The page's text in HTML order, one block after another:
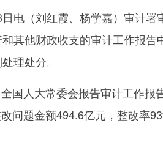
（刘红霞、杨学嘉）审计署
其他财政收支的审计工作报告
理处分。
人大常委会报告审计工作报
问题金额494.6亿元，整改率